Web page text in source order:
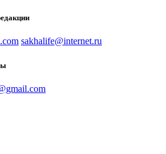
sakhalife@internet.ru